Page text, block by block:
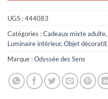
UGS :444083
Catégories :Cadeaux mixte adulte,
Luminaire intérieur,Objet décoratif,
Marque :Odyssée des Sens